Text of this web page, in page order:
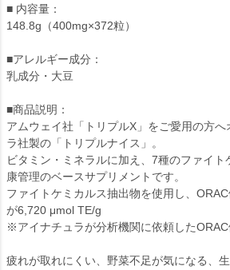
■ 内容量：
148.8g（400mg×372粒）
■アレルギー成分：
乳成分・大豆
■商品説明：
アムウェイ社「トリプルX」をご愛用の方へ
ラ社製の「トリプルナイス」。
ビタミン・ミネラルに加え、7種のファイ
康管理のベースサプリメントです。
ファイトケミカルス抽出物を使用し、ORAC
が6,720 μmol TE/g
※アイナチュラが分析機関に依頼したORAC
疲れが取れにくい、野菜不足が気になる、